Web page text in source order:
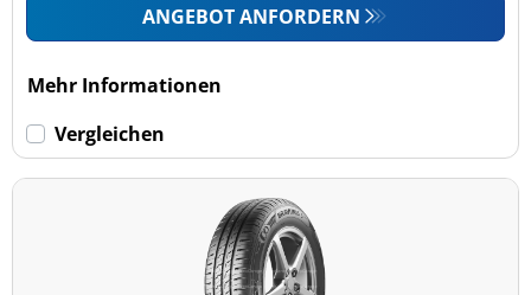
ANGEBOT ANFORDERN
Mehr Informationen
Vergleichen